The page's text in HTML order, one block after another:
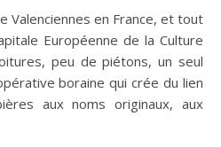
Valenciennes en France, et tout
Européenne de la Culture
peu de piétons, un seul
boraine qui crée du lien
aux noms originaux, aux